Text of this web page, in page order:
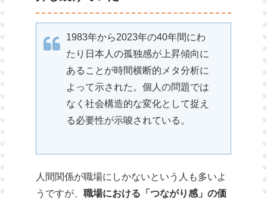
1983年から2023年の40年間にわ
たり日本人の孤独感が上昇傾向に
あることが時間横断的メタ分析に
よって示された。個人の問題では
なく社会構造的な変化として捉え
る必要性が示唆されている。
人間関係が職場にしかないという人も多いよ
うですが、 職場における「つながり感」の価